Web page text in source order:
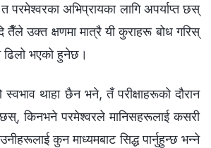
परमेश्‍वरका अभिप्रायका लागि अपर्याप्त छस्
उक्त क्षणमा मात्रै यी कुराहरू बोध गरिस्
भएको हुनेछ।
स्वभाव थाहा छैन भने, तँ परीक्षाहरूको दौरान
किनभने परमेश्‍वरले मानिसहरूलाई कसरी
कुन माध्यमबाट सिद्ध पार्नुहुन्छ भन्‍ने